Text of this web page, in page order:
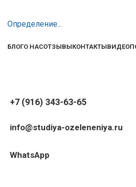
Определение...
БЛОГО НАСОТЗЫВЫКОНТАКТЫВИДЕО
+7 (916) 343-63-65
info@studiya-ozeleneniya.ru
WhatsApp